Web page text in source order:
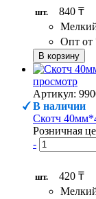
шт.
840 ₸
Опт от
В корзину
просмотр
Артикул:
В наличии
Скотч
Розничная
-
шт.
420 ₸